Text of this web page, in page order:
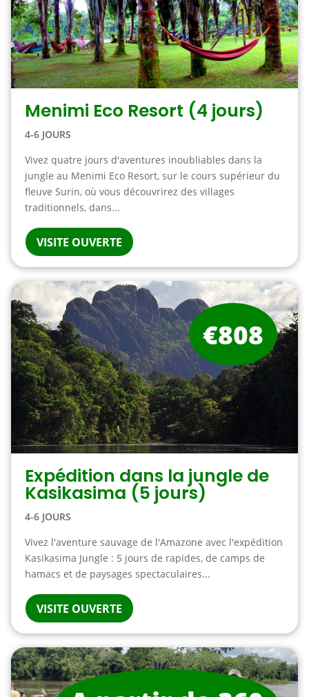
Menimi Eco Resort (4 jours)
4-6 JOURS
Vivez quatre jours d'aventures inoubliables dans la
jungle au Menimi Eco Resort, sur le cours supérieur du
fleuve Surin, où vous découvrirez des villages
traditionnels, dans...
VISITE OUVERTE
Expédition dans la jungle de
Kasikasima (5 jours)
4-6 JOURS
Vivez l'aventure sauvage de l'Amazone avec l'expédition
Kasikasima Jungle : 5 jours de rapides, de camps de
hamacs et de paysages spectaculaires...
VISITE OUVERTE
€808